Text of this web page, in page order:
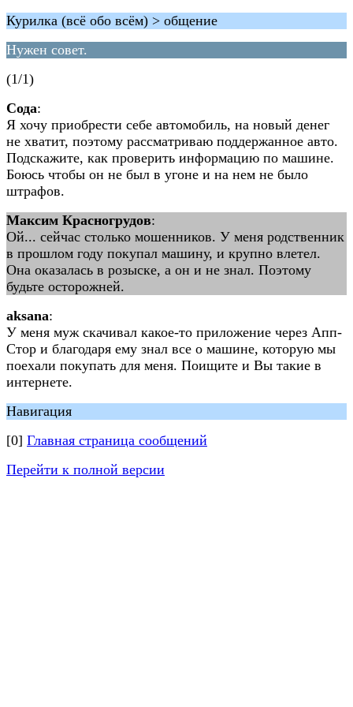
Курилка (всё обо всём) > общение
Нужен совет.
(1/1)
Сода:
Я хочу приобрести себе автомобиль, на новый денег
не хватит, поэтому рассматриваю поддержанное авто.
Подскажите, как проверить информацию по машине.
Боюсь чтобы он не был в угоне и на нем не было
штрафов.
Максим Красногрудов:
Ой... сейчас столько мошенников. У меня родственник
в прошлом году покупал машину, и крупно влетел.
Она оказалась в розыске, а он и не знал. Поэтому
будьте осторожней.
aksana:
У меня муж скачивал какое-то приложение через Апп-
Стор и благодаря ему знал все о машине, которую мы
поехали покупать для меня. Поищите и Вы такие в
интернете.
Навигация
[0] Главная страница сообщений
Перейти к полной версии